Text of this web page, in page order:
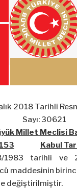
2018 Tarihli
Sayı: 30621
Millet Meclisi
Kabul
1983 tarihli ve
maddesinin birinci
değiştirilmiştir.